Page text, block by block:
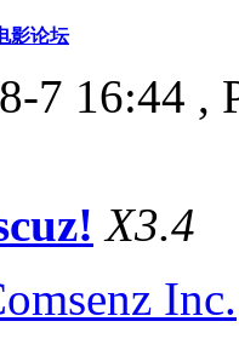
影论坛
7 16:44 ,
X3.4
Inc.